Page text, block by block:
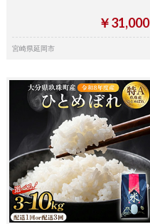
￥31,000
宮崎県延岡市